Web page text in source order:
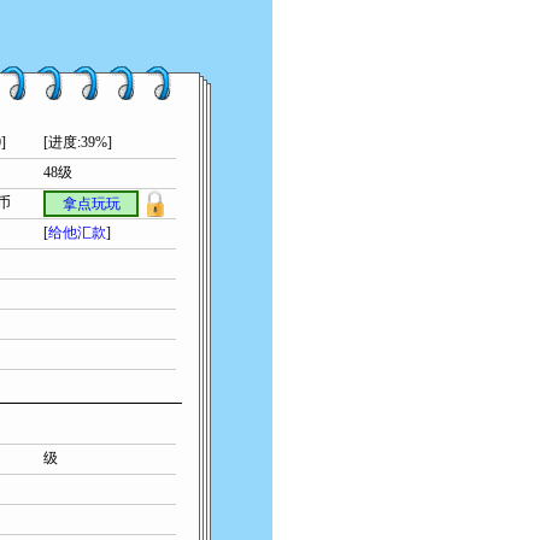
[进度:39%]
48级
拿点玩玩
[给他汇款]
级